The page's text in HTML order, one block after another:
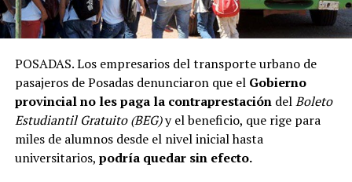
POSADAS. Los empresarios del transporte urbano de
pasajeros de Posadas denunciaron que el Gobierno
provincial no les paga la contraprestacióndelBoleto
Estudiantil Gratuito (BEG)y el beneficio, que rige para
miles de alumnos desde el nivel inicial hasta
universitarios, podría quedar sin efecto.